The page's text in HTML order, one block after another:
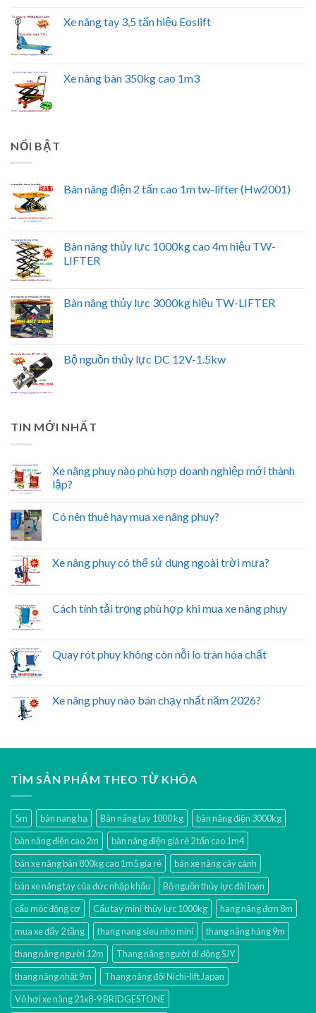
Xe nâng tay 3,5 tấn hiệu Eoslift
Xe nâng bàn 350kg cao 1m3
NỔI BẬT
Bàn nâng điện 2 tấn cao 1m tw-lifter (Hw2001)
Bàn nâng thủy lực 1000kg cao 4m hiệu TW-
LIFTER
Bàn nâng thủy lực 3000kg hiệu TW-LIFTER
Bộ nguồn thủy lực DC 12V-1.5kw
TIN MỚI NHẤT
Xe nâng phuy nào phù hợp doanh nghiệp mới thành
lập?
Có nên thuê hay mua xe nâng phuy?
Xe nâng phuy có thể sử dụng ngoài trời mưa?
Cách tính tải trọng phù hợp khi mua xe nâng phuy
Quay rót phuy không còn nỗi lo tràn hóa chất
Xe nâng phuy nào bán chạy nhất năm 2026?
TÌM SẢN PHẨM THEO TỪ KHÓA
5m bàn nang hạ Bàn nâng tay 1000 kg
bàn nâng điện 3000kg
bàn nâng điện cao 2m
bàn nâng điện giá rẻ 2 tấn cao 1m4
bán xe nâng bàn 800kg cao 1m5 gía rẻ
bán xe nâng cây cảnh
bán xe nâng tay của đức nhập khẩu
Bộ nguồn thủy lực đài loan
cẩu móc động cơ
Cẩu tay mini thủy lực 1000kg
hang nâng đơn 8m
mua xe đẩy 2 tầng
thang nang sieu nho mini
thang nâng hàng 9m
thang nâng người 12m
Thang nâng người di động SJY
thang nâng nhật 9m
Thang nâng đôi Nichi-lift Japan
Vỏ hơi xe nâng 21x8-9 BRIDGESTONE